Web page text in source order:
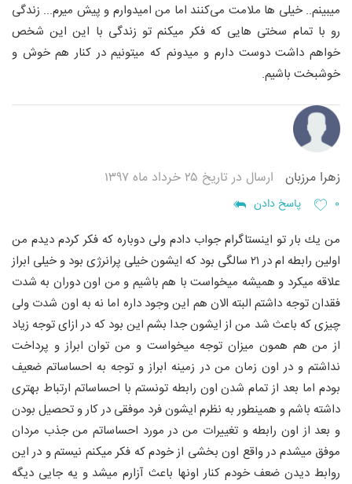
میبینم.. خیلی ها ملامت می‌کنند اما من امیدوارم و پیش میرم... زندگی
رو با تمام سختی هایی که فکر میکنم تو زندگی با این این شخص
خواهم داشت دوست دارم و میدونم که میتونیم در کنار هم خوش و
خوشبخت باشیم.
زهرا مرزبان ارسال در تاریخ ۲۵ خرداد ماه ۱۳۹۷
۰ پاسخ دادن
من يك بار تو اينستاگرام جواب دادم ولى دوباره كه فكر كردم ديدم من
اولين رابطه ام در ٢١ سالگى بود كه ايشون خيلى پرانرژى بود و خيلى ابراز
علاقه ميكرد و هميشه ميخواست با هم باشيم و من اون دوران به شدت
فقدان توجه داشتم البته الان هم اين وجود داره اما نه به اون شدت ولى
چيزى كه باعث شد من از ايشون جدا بشم اين بود كه در ازاى توجه زياد
از من هم همون ميزان توجه ميخواست و من توان ابراز و پرداخت
نداشتم و در اون زمان من در زمينه ابراز و توجه به احساساتم ضعيف
بودم اما بعد از تمام شدن اون رابطه تونستم با احساساتم ارتباط بهترى
داشته باشم و همينطور به نظرم ايشون فرد موفقى در كار و تحصيل بودن
و بعد از اون رابطه و تغييرات من در مورد احساساتم من جذب مردان
موفق ميشدم در واقع اون بخشى از خودم كه فكر ميكنم نيستم و در اين
روابط ديدن ضعف خودم كنار اونها باعث آزارم ميشد و يه جايى ديگه